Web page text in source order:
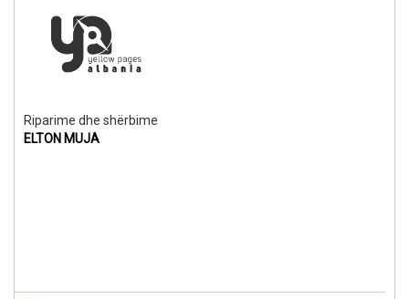
Riparime dhe shërbime
ELTON MUJA